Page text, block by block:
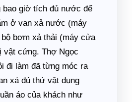
bao giờ tích đủ nước để
ở van xả nước (máy
bơm xả thải (máy cửa
vật cứng. Thợ Ngọc
đi làm đã từng móc ra
xả đủ thứ vật dụng
áo của khách như